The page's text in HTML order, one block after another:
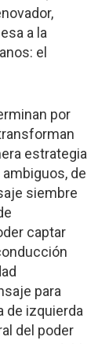
a la
el
por
estrategia
de
siembre
captar
para
de izquierda
del poder